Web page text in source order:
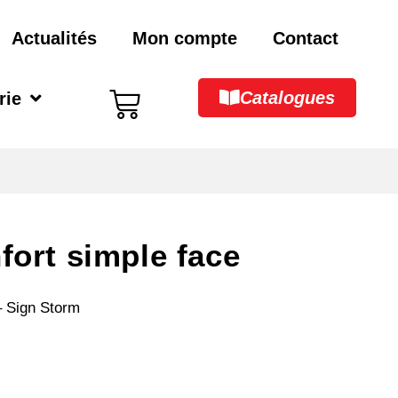
Actualités Mon compte Contact
Catalogues
simple face
Sign Storm